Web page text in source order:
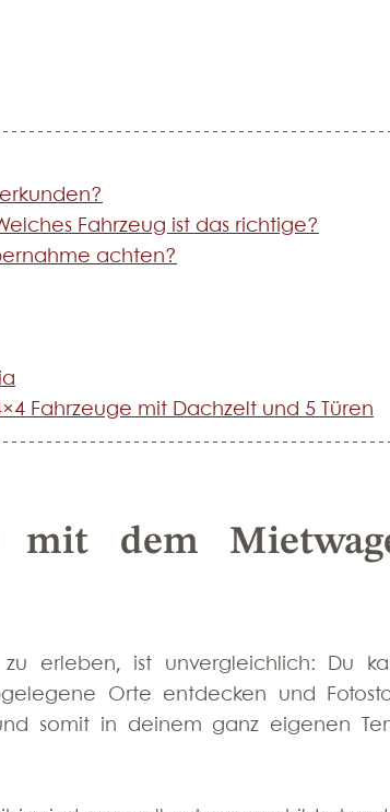
Fahrzeug ist das richtige?
achten?
Fahrzeuge mit Dachzelt und 5 Türen
mit dem
erleben, ist unvergleichlich: Du
Orte entdecken und
somit in deinem ganz eigenen